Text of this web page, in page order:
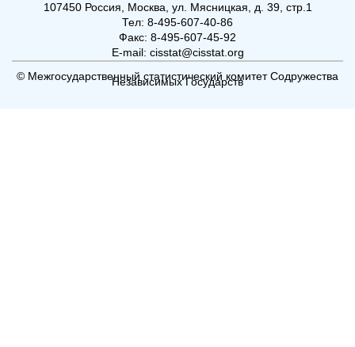
107450 Россия, Москва, ул. Мясницкая, д. 39, стр.1
Тел: 8-495-607-40-86
Факс: 8-495-607-45-92
E-mail: cisstat@cisstat.org
© Межгосударственный статистический комитет Содружества
Независимых Государств